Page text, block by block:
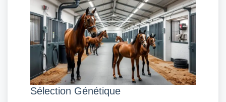
Sélection Génétique